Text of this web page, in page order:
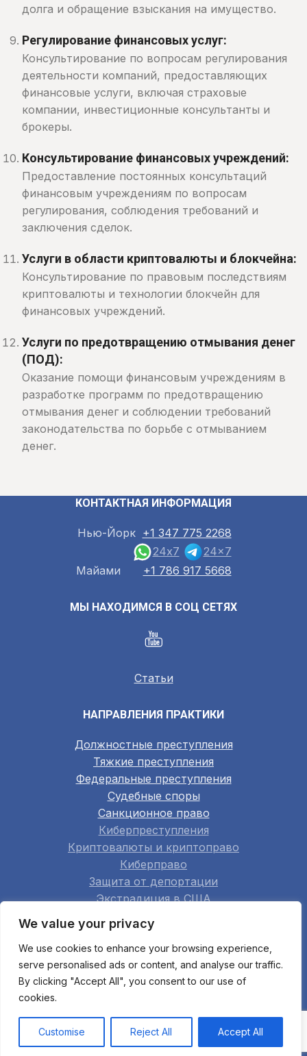
We value your privacy
We use cookies to enhance your browsing experience,
serve personalised ads or content, and analyse our traffic.
By clicking "Accept All", you consent to our use of
cookies.
Customise Reject All Accept All
долга и обращение взыскания на имущество.
Регулирование финансовых услуг:
Консультирование по вопросам регулирования
деятельности компаний, предоставляющих
финансовые услуги, включая страховые
компании, инвестиционные консультанты и
брокеры.
Консультирование финансовых учреждений:
Предоставление постоянных консультаций
финансовым учреждениям по вопросам
регулирования, соблюдения требований и
заключения сделок.
Услуги в области криптовалюты и блокчейна:
Консультирование по правовым последствиям
криптовалюты и технологии блокчейн для
финансовых учреждений.
Услуги по предотвращению отмывания денег
(ПОД):
Оказание помощи финансовым учреждениям в
разработке программ по предотвращению
отмывания денег и соблюдении требований
законодательства по борьбе с отмыванием
денег.
КОНТАКТНАЯ ИНФОРМАЦИЯ
Нью-Йорк +1 347 775 2268
24x7
24x7
Майами
+1 786 917 5668
МЫ НАХОДИМСЯ В СОЦ СЕТЯХ
Статьи
НАПРАВЛЕНИЯ ПРАКТИКИ
Должностные преступления
Тяжкие преступления
Федеральные преступления
Судебные споры
Санкционное право
Киберпреступления
Криптовалюты и криптоправо
Киберправо
Защита от депортации
Экстрадиция в США
Семейное право
Недвижимость
Строительство
Арбитраж
Апелляции
Все области практики